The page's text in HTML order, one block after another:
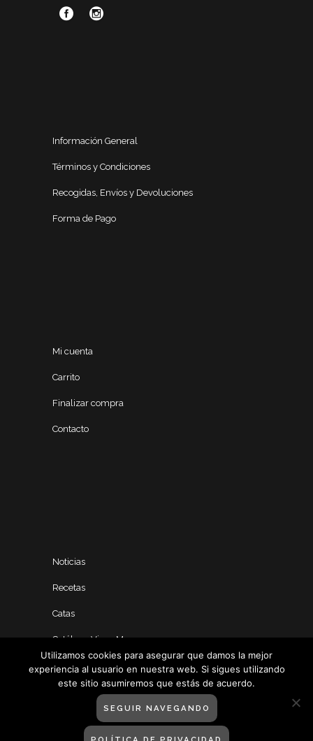
Información General
Términos y Condiciones
Recogidas, Envíos y Devoluciones
Forma de Pago
Mi cuenta
Carrito
Finalizar compra
Contacto
Noticias
Recetas
Catas
Catálogo Vinos Manero
Utilizamos cookies para asegurar que damos la mejor
experiencia al usuario en nuestra web. Si sigues utilizando
este sitio asumiremos que estás de acuerdo.
SEGUIR NAVEGANDO